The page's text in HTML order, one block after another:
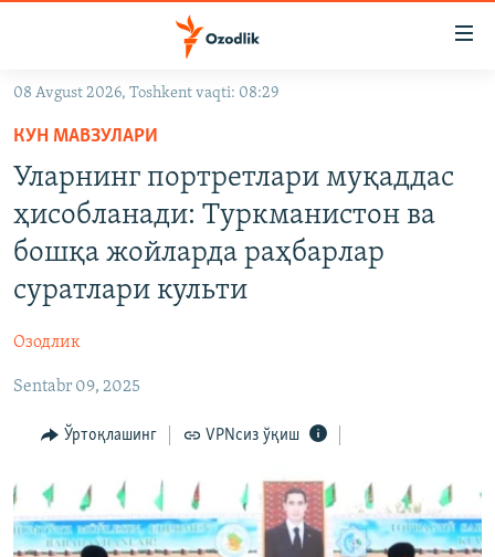
Асосий
навигацияга
ўтинг
Қидиришга
ўтинг
OZODARXIV
На русском
08 Avgust 2026, Toshkent vaqti: 08:29
КУН МАВЗУЛАРИ
Уларнинг портретлари муқаддас
ҳисобланади: Туркманистон ва
бошқа жойларда раҳбарлар
суратлари культи
Озодлик
Sentabr 09, 2025
Ўртоқлашинг VPNсиз ўқиш